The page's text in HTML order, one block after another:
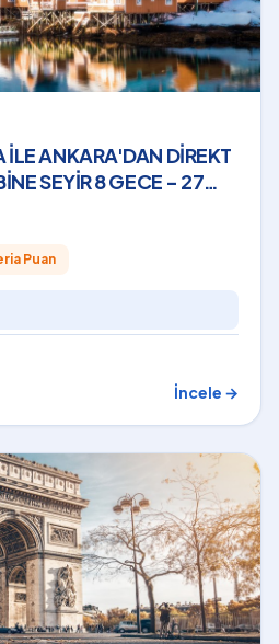
ANKARA'DAN DİREKT
SEYİR 8 GECE - 27
Puan
İncele →